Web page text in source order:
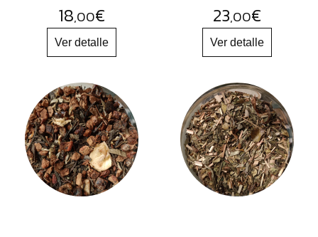
FLORES
PRODUCTOS
ACCESORIOS
ALIMENTOS
DESHIDRATADOS
18,00€ 23,00€